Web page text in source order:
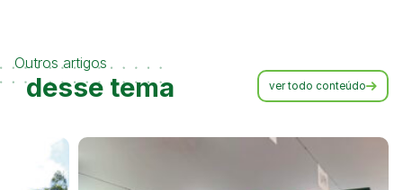
Outros artigos
desse tema ver todo conteúdo